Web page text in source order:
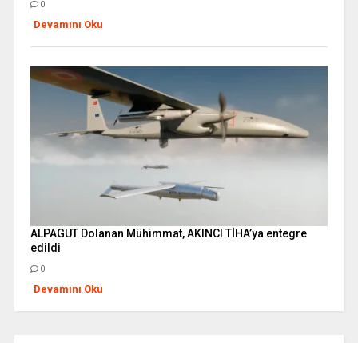
0
Devamını Oku
ALPAGUT Dolanan Mühimmat, AKINCI TİHA’ya entegre
edildi
0
Devamını Oku